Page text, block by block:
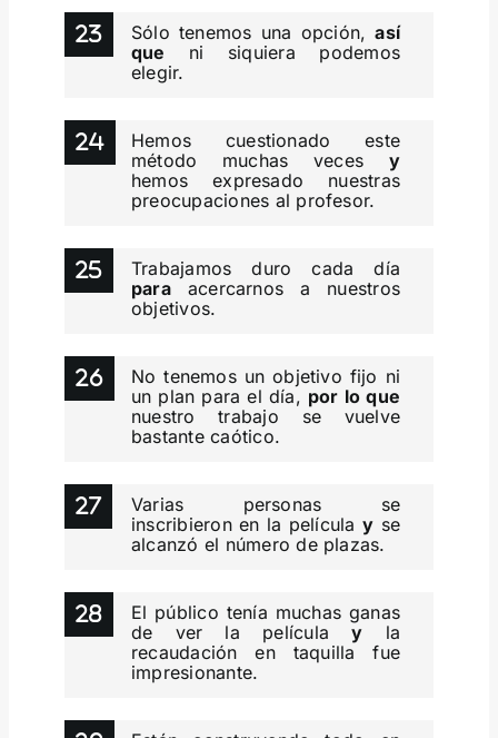
Sólo tenemos una opción,así
que ni siquiera podemos
elegir.
Hemos cuestionado este
método muchas veces y
hemos expresado nuestras
preocupaciones al profesor.
Trabajamos duro cada día
paraacercarnos a nuestros
objetivos.
No tenemos un objetivo fijo ni
un plan para el día, por lo que
nuestro trabajo se vuelve
bastante caótico.
Varias personas se
inscribieron en la película y se
alcanzó el número de plazas.
El público tenía muchas ganas
de ver la películay la
recaudación en taquilla fue
impresionante.